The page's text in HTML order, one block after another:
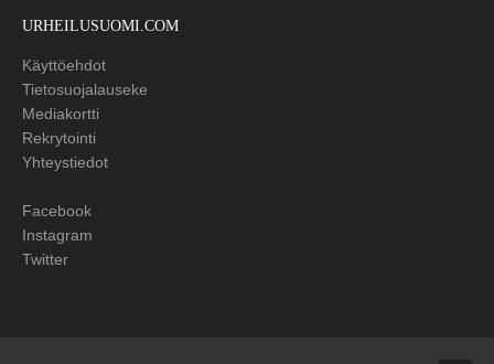
URHEILUSUOMI.COM
Käyttöehdot
Tietosuojalauseke
Mediakortti
Rekrytointi
Yhteystiedot
Facebook
Instagram
Twitter